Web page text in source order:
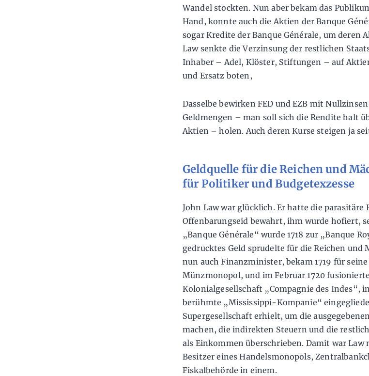
Wandel stockten. Nun aber bekam das
Hand, konnte auch die Aktien der Banque
sogar Kredite der Banque Générale, um deren
Law senkte die Verzinsung der restlichen
Inhaber – Adel, Klöster, Stiftungen – auf
und Ersatz boten,
Dasselbe bewirken FED und EZB mit
Geldmengen – man soll sich die Rendite halt
Aktien – holen. Auch deren Kurse steigen ja
Geldquelle für die Reichen und
für Politiker und Budgetexzesse
John Law war glücklich. Er hatte die parasitäre
Offenbarungseid bewahrt, ihm wurde hofiert,
„Banque Générale“ wurde 1718 zur „Banque
gedrucktes Geld sprudelte für die Reichen und
nun auch Finanzminister, bekam 1719 für seine
Münzmonopol, und im Februar 1720
Kolonialgesellschaft „Compagnie des Indes“,
berühmte „Mississippi-Kompanie“
Supergesellschaft erhielt, um die
machen, die indirekten Steuern und die
als Einkommen überschrieben. Damit war Law
Besitzer eines Handelsmonopols,
Fiskalbehörde in einem.